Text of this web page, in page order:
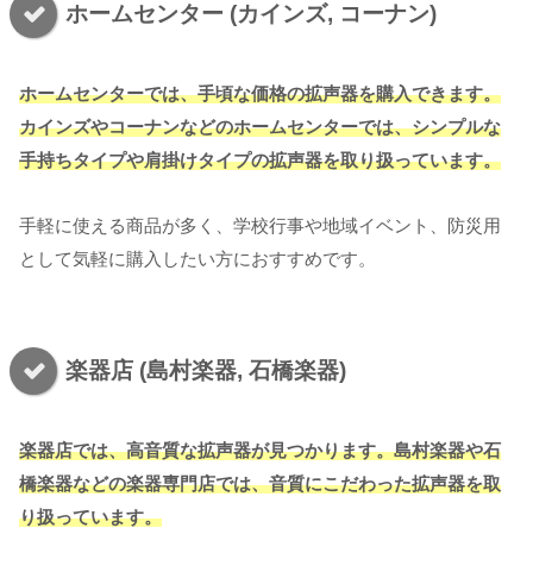
ホームセンター (カインズ, コーナン)
ホームセンターでは、手頃な価格の拡声器を購入できます。
カインズやコーナンなどのホームセンターでは、シンプルな
手持ちタイプや肩掛けタイプの拡声器を取り扱っています。
手軽に使える商品が多く、学校行事や地域イベント、防災用
として気軽に購入したい方におすすめです。
楽器店 (島村楽器, 石橋楽器)
楽器店では、高音質な拡声器が見つかります。島村楽器や石
橋楽器などの楽器専門店では、音質にこだわった拡声器を取
り扱っています。